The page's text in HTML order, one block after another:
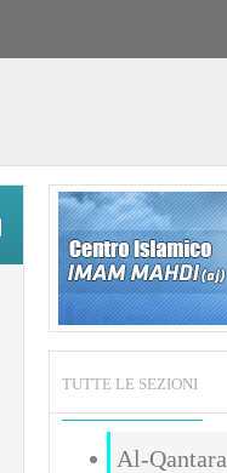
TUTTE LE SEZIONI
Al-Qantara